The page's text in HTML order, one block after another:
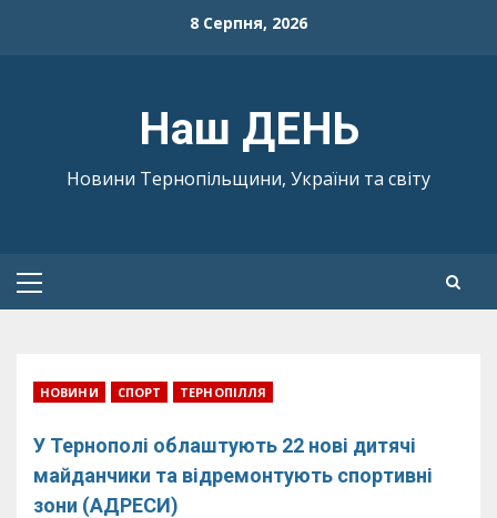
8 Серпня, 2026
Наш ДЕНЬ
Новини Тернопільщини, України та світу
Primary
НОВИНИ СПОРТ ТЕРНОПІЛЛЯ
У Тернополі облаштують 22 нові дитячі
майданчики та відремонтують спортивні
зони (АДРЕСИ)